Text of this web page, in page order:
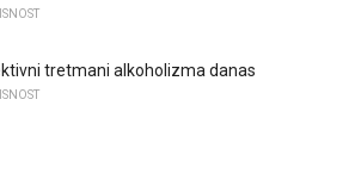
tretmani alkoholizma danas